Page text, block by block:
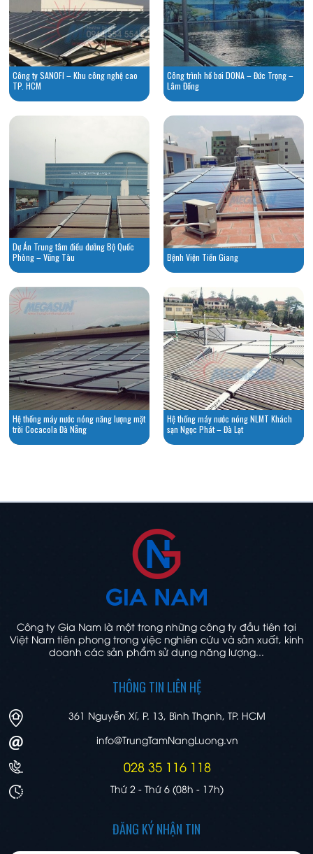
Công ty SANOFI – Khu công nghệ cao
TP. HCM
Công trình hồ bơi DONA – Đức Trọng –
Lâm Đồng
Dự Án Trung tâm điều dưỡng Bộ Quốc
Phòng – Vũng Tàu
Bệnh Viện Tiền Giang
Hệ thống máy nước nóng năng lượng mặt
trời Cocacola Đà Nẵng
Hệ thống máy nước nóng NLMT Khách
sạn Ngọc Phát – Đà Lạt
Công ty Gia Nam là một trong những công ty đầu tiên tại
Việt Nam tiên phong trong việc nghiên cứu và sản xuất, kinh
doanh các sản phẩm sử dụng năng lượng...
THÔNG TIN LIÊN HỆ
361 Nguyễn Xí, P. 13, Bình Thạnh, TP. HCM
info@TrungTamNangLuong.vn
028 35 116 118
Thứ 2 - Thứ 6 (08h - 17h)
ĐĂNG KÝ NHẬN TIN